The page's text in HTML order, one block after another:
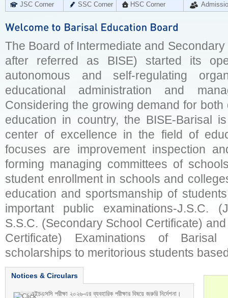
JSC Corner SSC Corner HSC Corner
The Board of Intermediate and
after referred as BISE) started its
autonomous and self-regulating
educational administration and
Considering the growing demand for
education in country, the BISE-Barisal
center of excellence in the field of
focuses are improvement inspection
forming managing committees of
student enrollment in schools and
education and sportsmanship of
important public examinations-J.S.C.
S.S.C. (Secondary School Certificate)
Certificate) Examinations of
scholarships to meritorious students
Notices & Circulars
এইচএসসি পরীক্ষা ২০২৬-এর ব্যবহারিক পরীক্ষার বিষয়ে জরুরি নির্দেশনা।